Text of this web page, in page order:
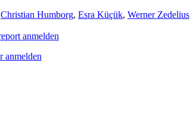
Christian Humborg, Esra Küçük, Werner Zedelius